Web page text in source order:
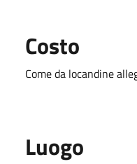
Costo
Come da locandine
Luogo